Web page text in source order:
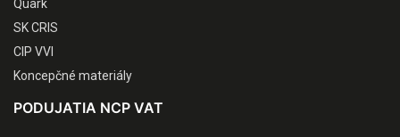
Quark
SK CRIS
CIP VVI
Koncepčné materiály
PODUJATIA NCP VAT